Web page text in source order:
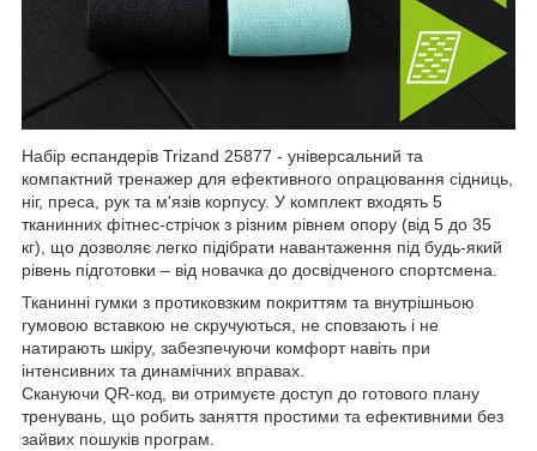
Набір еспандерів Trizand 25877 - універсальний та
компактний тренажер для ефективного опрацювання сідниць,
ніг, преса, рук та м'язів корпусу. У комплект входять 5
тканинних фітнес-стрічок з різним рівнем опору (від 5 до 35
кг), що дозволяє легко підібрати навантаження під будь-який
рівень підготовки – від новачка до досвідченого спортсмена.
Тканинні гумки з протиковзким покриттям та внутрішньою
гумовою вставкою не скручуються, не сповзають і не
натирають шкіру, забезпечуючи комфорт навіть при
інтенсивних та динамічних вправах.
Скануючи QR-код, ви отримуєте доступ до готового плану
тренувань, що робить заняття простими та ефективними без
зайвих пошуків програм.